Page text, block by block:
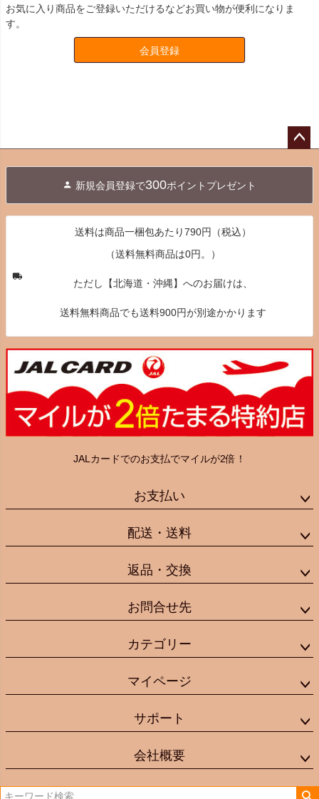
お気に入り商品をご登録いただけるなどお買い物が便利になりま
す。
会員登録
へ
新規会員登録で300ポイントプレゼント
送料は商品一梱包あたり790円（税込）
（送料無料商品は0円。）
ただし【北海道・沖縄】へのお届けは、
送料無料商品でも送料900円が別途かかります
JALカードでのお支払でマイルが2倍！
お支払い
配送・送料
返品・交換
お問合せ先
カテゴリー
マイページ
サポート
会社概要